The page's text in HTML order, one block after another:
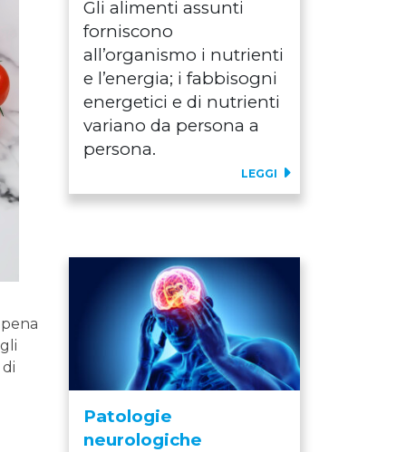
Gli alimenti assunti
forniscono
all’organismo i nutrienti
e l’energia; i fabbisogni
energetici e di nutrienti
variano da persona a
persona.
LEGGI
Patologie
neurologiche